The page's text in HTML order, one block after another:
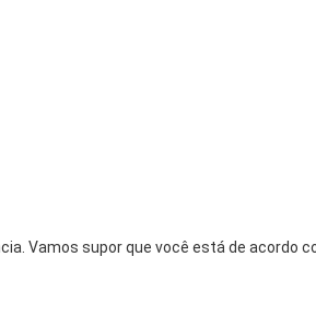
Vamos supor que você está de acordo